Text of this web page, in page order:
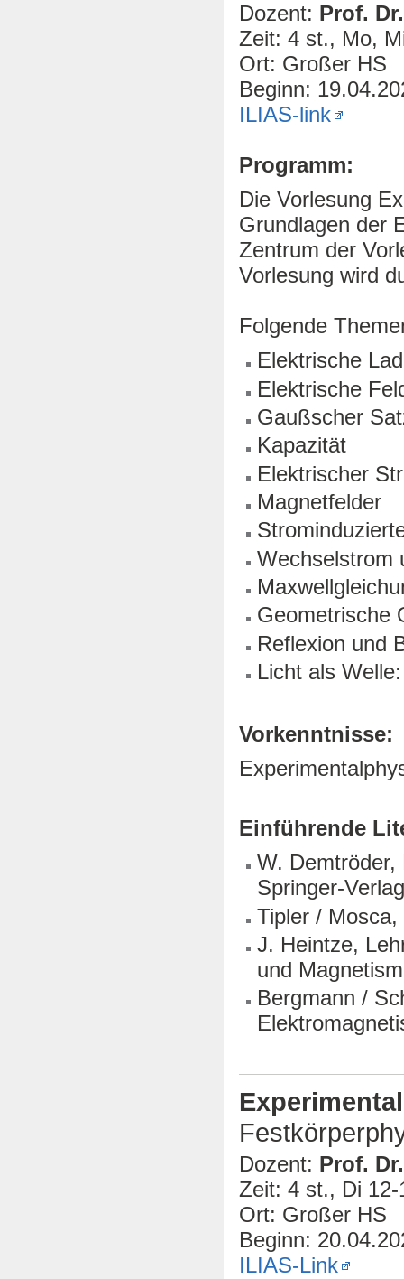
Dozent: Prof.
Zeit: 4 st., Mo,
Ort: Großer HS
Beginn:
ILIAS-link
Programm:
Die Vorlesung
Grundlagen der
Zentrum der
Vorlesung wird
Folgende
Elektrische
Elektrische
Gaußscher
Kapazität
Elektrischer
Magnetfelder
Wechselstrom
Geometrische
Reflexion und
Licht als
Vorkenntnisse:
Einführende
W.
Springer-
Tipler /
J. Heintze,
und
Bergmann /
Dozent: Prof.
Zeit: 4 st., Di
Ort: Großer HS
Beginn:
ILIAS-Link